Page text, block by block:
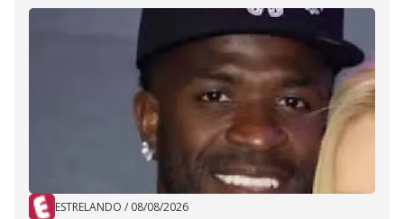
ESTRELANDO / 08/08/2026